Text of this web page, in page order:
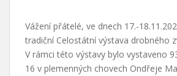
Vážení přátelé, ve dnech 17.-
tradiční Celostátní výstava drobného
V rámci této výstavy bylo vystaveno
16 v plemenných chovech Ondřeje